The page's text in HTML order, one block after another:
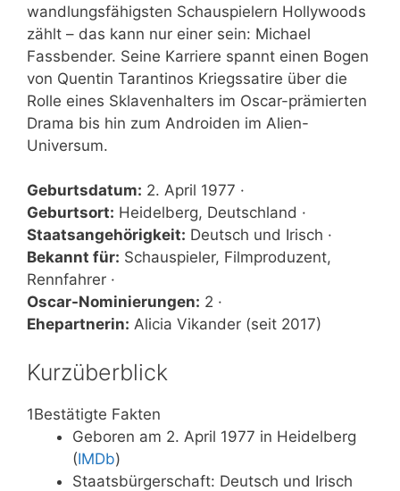
wandlungsfähigsten Schauspielern Hollywoods
zählt – das kann nur einer sein: Michael
Fassbender. Seine Karriere spannt einen Bogen
von Quentin Tarantinos Kriegssatire über die
Rolle eines Sklavenhalters im Oscar-prämierten
Drama bis hin zum Androiden im Alien-
Universum.
Geburtsdatum: 2. April 1977 ·
Geburtsort: Heidelberg, Deutschland ·
Staatsangehörigkeit: Deutsch und Irisch ·
Bekannt für: Schauspieler, Filmproduzent,
Rennfahrer ·
Oscar-Nominierungen: 2 ·
Ehepartnerin: Alicia Vikander (seit 2017)
Kurzüberblick
1Bestätigte Fakten
Geboren am 2. April 1977 in Heidelberg
(IMDb)
Staatsbürgerschaft: Deutsch und Irisch